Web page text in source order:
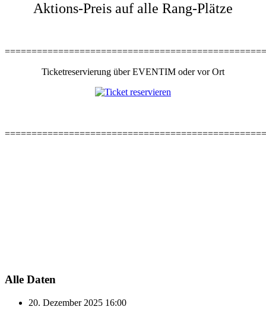
Aktions-Preis auf alle Rang-Plätze
Ticketreservierung über EVENTIM oder vor Ort
Alle Daten
20. Dezember 2025 16:00